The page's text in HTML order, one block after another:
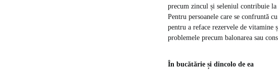
precum zincul și seleniul contribuie
Pentru persoanele care se confruntă
pentru a reface rezervele de
problemele precum balonarea sau
În bucătărie și dincolo de ea